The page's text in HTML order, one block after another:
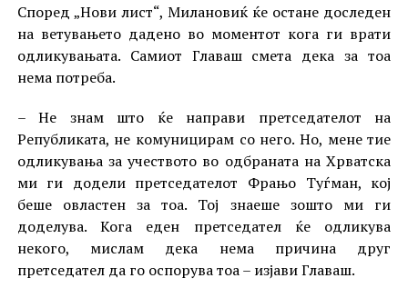
Според „Нови лист“, Милановиќ ќе остане доследен
на ветувањето дадено во моментот кога ги врати
одликувањата. Самиот Главаш смета дека за тоа
нема потреба.
– Не знам што ќе направи претседателот на
Републиката, не комуницирам со него. Но, мене тие
одликувања за учеството во одбраната на Хрватска
ми ги додели претседателот Фрањо Туѓман, кој
беше овластен за тоа. Тој знаеше зошто ми ги
доделува. Кога еден претседател ќе одликува
некого, мислам дека нема причина друг
претседател да го оспорува тоа – изјави Главаш.